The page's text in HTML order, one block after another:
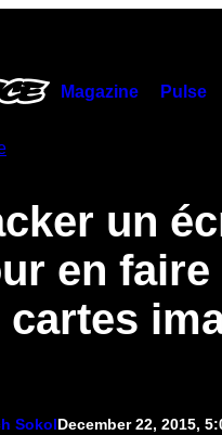
Magazine Pulse
un
en
cartes
SokolDecember 22, 2015,